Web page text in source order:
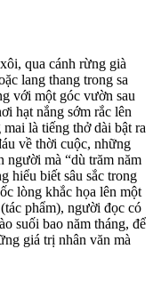
qua cánh rừng già
lang thang trong sa
với một góc vườn sau
hạt nắng sớm rắc lên
là tiếng thở dài bật ra
về thời cuộc, những
người mà “dù trăm năm
hiểu biết sâu sắc trong
lòng khắc họa lên một
phẩm), người đọc có
suối bao năm tháng, để
giá trị nhân văn mà